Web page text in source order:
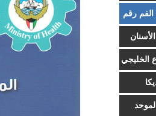
رقم
الخليجي